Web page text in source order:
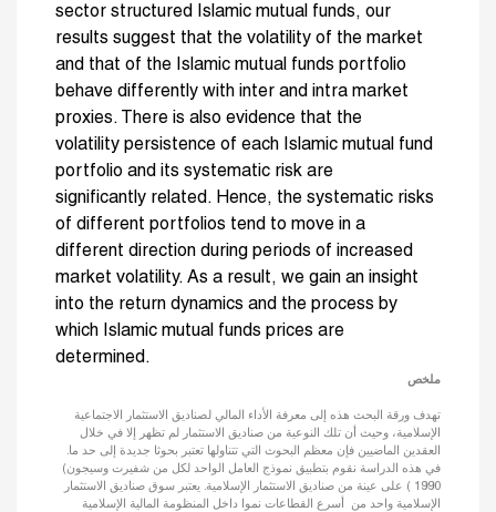
sector structured Islamic mutual funds, our
results suggest that the volatility of the market
and that of the Islamic mutual funds portfolio
behave differently with inter and intra market
proxies. There is also evidence that the
volatility persistence of each Islamic mutual fund
portfolio and its systematic risk are
significantly related. Hence, the systematic risks
of different portfolios tend to move in a
different direction during periods of increased
market volatility. As a result, we gain an insight
into the return dynamics and the process by
which Islamic mutual funds prices are
determined.
ملخص
تهدف ورقة البحث هذه إلى معرفة الأداء المالي لصناديق الاستثمار الاجتماعية
الإسلامية، وحيث أن تلك النوعية من صناديق الاستثمار لم تظهر إلا في خلال
العقدين الماضيين فإن معظم البحوث التي تتناولها تعتبر بحوثا جديدة إلى حد ما.
في هذه الدراسة نقوم بتطبيق نموذج العامل الواحد لكل من شفيرت وسيجون)
1990 ) على عينة من صناديق الاستثمار الإسلامية. يعتبر سوق صناديق الاستثمار
الإسلامية واحد من أسرع القطاعات نموا داخل المنظومة المالية الإسلامية